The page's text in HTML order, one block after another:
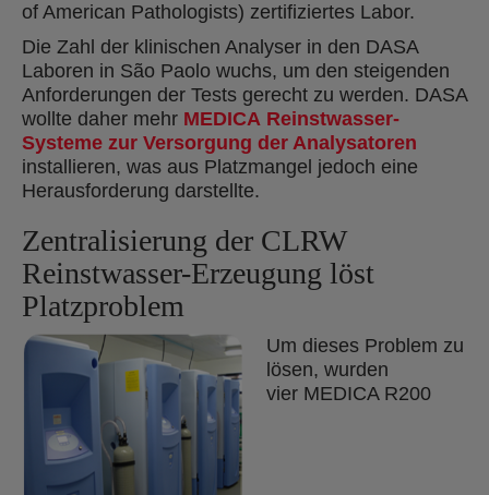
of American Pathologists) zertifiziertes Labor.
Die Zahl der klinischen Analyser in den DASA
Laboren in São Paolo wuchs, um den steigenden
Anforderungen der Tests gerecht zu werden. DASA
wollte daher mehr MEDICA Reinstwasser-
Systeme zur Versorgung der Analysatoren
installieren, was aus Platzmangel jedoch eine
Herausforderung darstellte.
Zentralisierung der CLRW
Reinstwasser-Erzeugung löst
Platzproblem
Um dieses Problem zu
lösen, wurden
vier MEDICA R200